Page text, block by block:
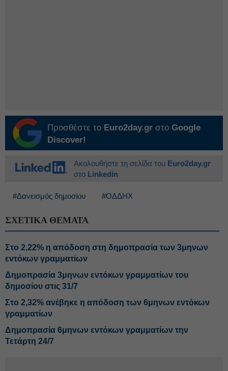
Προσθέστε το Euro2day.gr στο Google
Discover!
Ακολουθήστε τη σελίδα του Euro2day.gr
στο Linkedin
#Δανεισμός δημοσίου #ΟΔΔΗΧ
ΣΧΕΤΙΚΑ ΘΕΜΑΤΑ
Στο 2,22% η απόδοση στη δημοπρασία των 3μηνων
εντόκων γραμματίων
Δημοπρασία 3μηνων εντόκων γραμματίων του
δημοσίου στις 31/7
Στο 2,32% ανέβηκε η απόδοση των 6μηνων εντόκων
γραμματίων
Δημοπρασία 6μηνων εντόκων γραμματίων την
Τετάρτη 24/7